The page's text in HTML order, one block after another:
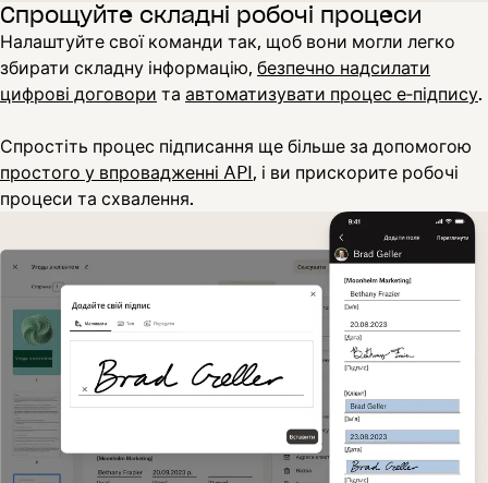
Спрощуйте складні робочі процеси
Налаштуйте свої команди так, щоб вони могли легко
збирати складну інформацію, безпечно надсилати
цифрові договори та автоматизувати процес е‑підпису.
Спростіть процес підписання ще більше за допомогою
простого у впровадженні API, і ви прискорите робочі
процеси та схвалення.